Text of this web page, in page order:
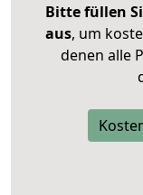
Bitte füllen
aus, um
denen alle